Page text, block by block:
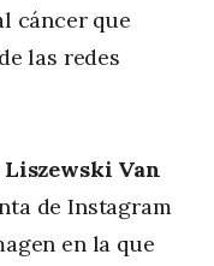
cáncer que
las redes
Liszewski Van
de Instagram
en la que